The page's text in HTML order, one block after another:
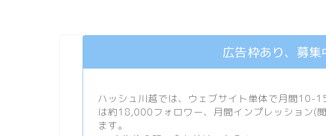
広告枠あり、募集
ハッシュ川越では、ウェブサイト単体で月間10-15
は約18,000フォロワー、月間インプレッション(
ます。